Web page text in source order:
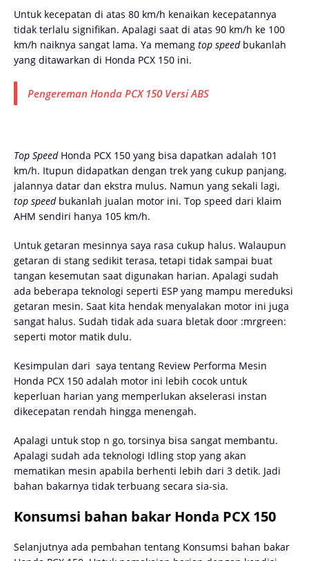
Untuk kecepatan di atas 80 km/h kenaikan kecepatannya
tidak terlalu signifikan. Apalagi saat di atas 90 km/h ke 100
km/h naiknya sangat lama. Ya memang top speedbukanlah
yang ditawarkan di Honda PCX 150 ini.
Pengereman Honda PCX 150 Versi ABS
Top SpeedHonda PCX 150 yang bisa dapatkan adalah 101
km/h. Itupun didapatkan dengan trek yang cukup panjang,
jalannya datar dan ekstra mulus. Namun yang sekali lagi,
top speedbukanlah jualan motor ini. Top speed dari klaim
AHM sendiri hanya 105 km/h.
Untuk getaran mesinnya saya rasa cukup halus. Walaupun
getaran di stang sedikit terasa, tetapi tidak sampai buat
tangan kesemutan saat digunakan harian. Apalagi sudah
ada beberapa teknologi seperti ESP yang mampu mereduksi
getaran mesin. Saat kita hendak menyalakan motor ini juga
sangat halus. Sudah tidak ada suara bletak door :mrgreen:
seperti motor matik dulu.
Kesimpulan dari saya tentang Review Performa Mesin
Honda PCX 150 adalah motor ini lebih cocok untuk
keperluan harian yang memperlukan akselerasi instan
dikecepatan rendah hingga menengah.
Apalagi untuk stop n go, torsinya bisa sangat membantu.
Apalagi sudah ada teknologi Idling stop yang akan
mematikan mesin apabila berhenti lebih dari 3 detik. Jadi
bahan bakarnya tidak terbuang secara sia-sia.
Konsumsi bahan bakar Honda PCX 150
Selanjutnya ada pembahan tentang Konsumsi bahan bakar